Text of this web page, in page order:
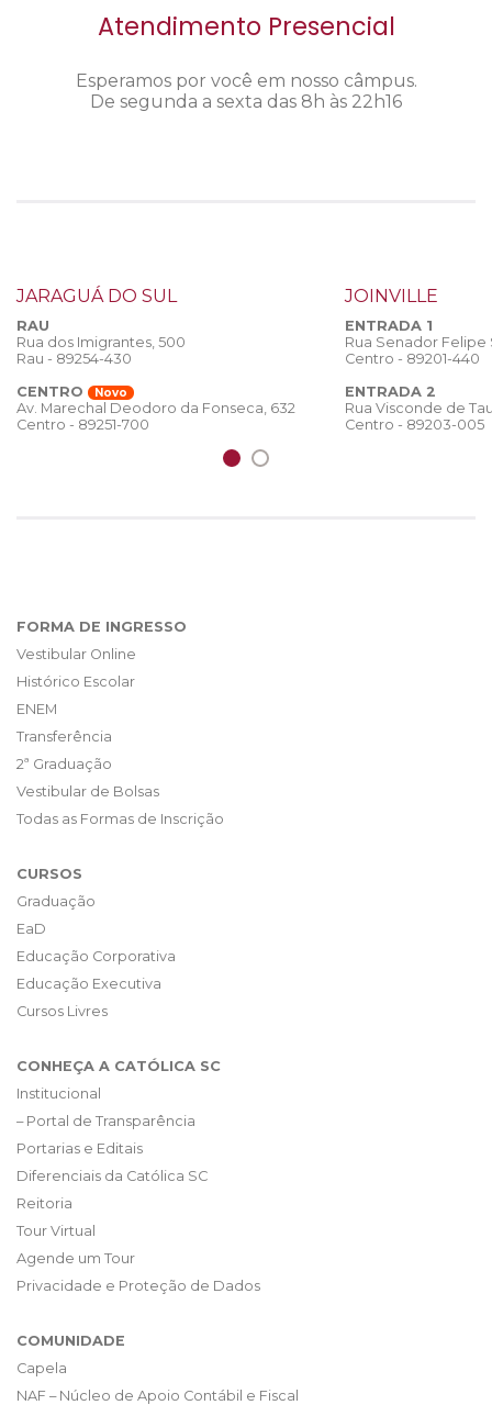
Atendimento Presencial
Esperamos por você em nosso câmpus.
De segunda a sexta das 8h às 22h16
JARAGUÁ DO SUL
RAU
Rua dos Imigrantes, 500
Rau - 89254-430
CENTRO
Novo
Av. Marechal Deodoro da Fonseca, 632
Centro - 89251-700
JOINVILLE
ENTRADA 1
Rua Senador
Centro - 89201-440
ENTRADA 2
Rua Visconde de
Centro - 89203-005
FORMA DE INGRESSO
Vestibular Online
Histórico Escolar
ENEM
Transferência
2ª Graduação
Vestibular de Bolsas
Todas as Formas de Inscrição
CURSOS
Graduação
EaD
Educação Corporativa
Educação Executiva
Cursos Livres
CONHEÇA A CATÓLICA SC
Institucional
– Portal de Transparência
Portarias e Editais
Diferenciais da Católica SC
Reitoria
Tour Virtual
Agende um Tour
Privacidade e Proteção de Dados
COMUNIDADE
Capela
NAF – Núcleo de Apoio Contábil e Fiscal